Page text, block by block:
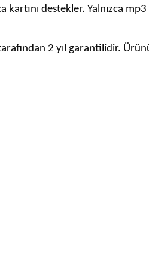
kartını destekler. Yalnızca
2 yıl garantilidir.